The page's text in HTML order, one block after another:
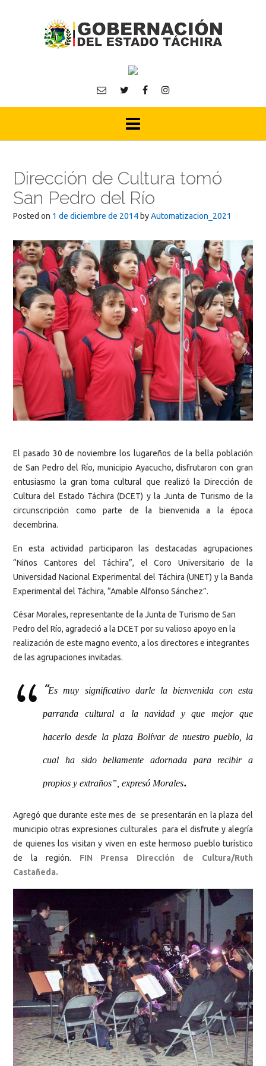
Dirección de Cultura tomó
San Pedro del Río
Posted on 1 de diciembre de 2014 byAutomatizacion_2021
El pasado 30 de noviembre los lugareños de la bella población
de San Pedro del Río, municipio Ayacucho, disfrutaron con gran
entusiasmo la gran toma cultural que realizó la Dirección de
Cultura del Estado Táchira (DCET) y la Junta de Turismo de la
circunscripción como parte de la bienvenida a la época
decembrina.
En esta actividad participaron las destacadas agrupaciones
“Niños Cantores del Táchira”, el Coro Universitario de la
Universidad Nacional Experimental del Táchira (UNET) y la Banda
Experimental del Táchira, “Amable Alfonso Sánchez”.
César Morales, representante de la Junta de Turismo de San
Pedro del Río, agradeció a la DCET por su valioso apoyo en la
realización de este magno evento, a los directores e integrantes
de las agrupaciones invitadas.
“Es muy significativo darle la bienvenida con esta
parranda cultural a la navidad y que mejor que
hacerlo desde la plaza Bolívar de nuestro pueblo, la
cual ha sido bellamente adornada para recibir a
propios y extraños”, expresó Morales.
Agregó que durante este mes de se presentarán en la plaza del
municipio otras expresiones culturales para el disfrute y alegría
de quienes los visitan y viven en este hermoso pueblo turístico
de la región. FIN Prensa Dirección de Cultura/Ruth
Castañeda.